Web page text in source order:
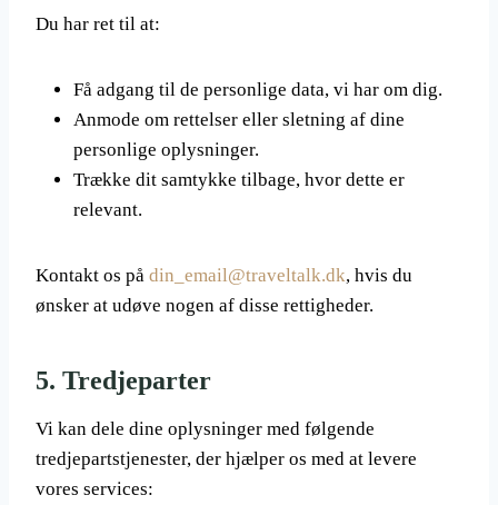
Du har ret til at:
Få adgang til de personlige data, vi har om dig.
Anmode om rettelser eller sletning af dine
personlige oplysninger.
Trække dit samtykke tilbage, hvor dette er
relevant.
Kontakt os på din_email@traveltalk.dk, hvis du
ønsker at udøve nogen af disse rettigheder.
5. Tredjeparter
Vi kan dele dine oplysninger med følgende
tredjepartstjenester, der hjælper os med at levere
vores services: